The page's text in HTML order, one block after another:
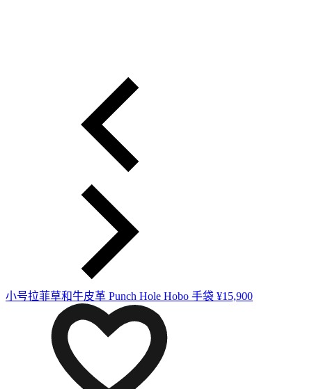
小号拉菲草和牛皮革 Punch Hole Hobo 手袋 ¥15,900